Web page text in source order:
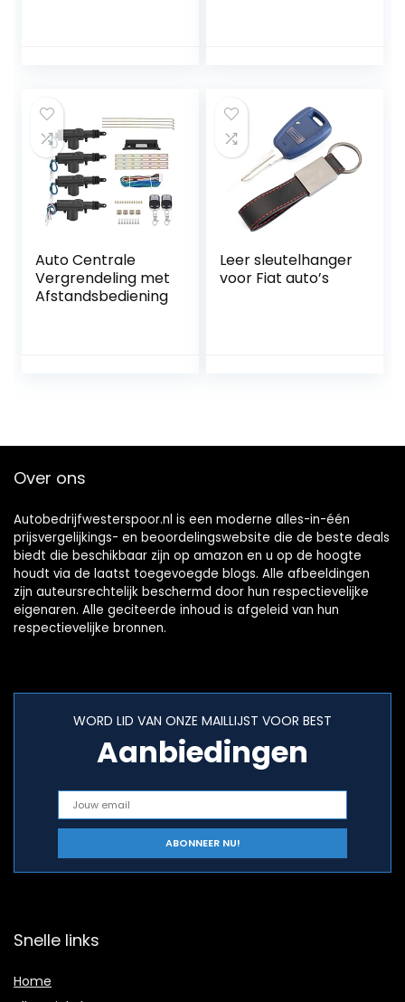
Auto Centrale
Vergrendeling met
Afstandsbediening
Leer sleutelhanger
voor Fiat auto’s
Over ons
Autobedrijfwesterspoor.nl is een moderne alles-in-één
prijsvergelijkings- en beoordelingswebsite die de beste deals
biedt die beschikbaar zijn op amazon en u op de hoogte
houdt via de laatst toegevoegde blogs. Alle afbeeldingen
zijn auteursrechtelijk beschermd door hun respectievelijke
eigenaren. Alle geciteerde inhoud is afgeleid van hun
respectievelijke bronnen.
WORD LID VAN ONZE MAILLIJST VOOR BEST
Aanbiedingen
Snelle links
Home